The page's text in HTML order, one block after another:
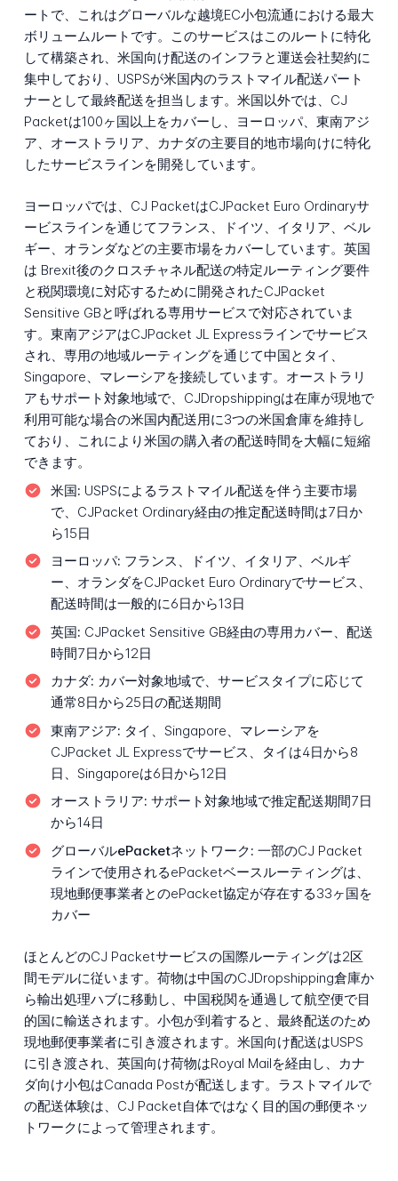
ートで、これはグローバルな越境EC小包流通における最大
ボリュームルートです。このサービスはこのルートに特化
して構築され、米国向け配送のインフラと運送会社契約に
集中しており、USPSが米国内のラストマイル配送パート
ナーとして最終配送を担当します。米国以外では、CJ
Packetは100ヶ国以上をカバーし、ヨーロッパ、東南アジ
ア、オーストラリア、カナダの主要目的地市場向けに特化
したサービスラインを開発しています。
ヨーロッパでは、CJ PacketはCJPacket Euro Ordinaryサ
ービスラインを通じてフランス、ドイツ、イタリア、ベル
ギー、オランダなどの主要市場をカバーしています。英国
は Brexit後のクロスチャネル配送の特定ルーティング要件
と税関環境に対応するために開発されたCJPacket
Sensitive GBと呼ばれる専用サービスで対応されていま
す。東南アジアはCJPacket JL Expressラインでサービス
され、専用の地域ルーティングを通じて中国とタイ、
Singapore、マレーシアを接続しています。オーストラリ
アもサポート対象地域で、CJDropshippingは在庫が現地で
利用可能な場合の米国内配送用に3つの米国倉庫を維持し
ており、これにより米国の購入者の配送時間を大幅に短縮
できます。
米国: USPSによるラストマイル配送を伴う主要市場
で、CJPacket Ordinary経由の推定配送時間は7日か
ら15日
ヨーロッパ: フランス、ドイツ、イタリア、ベルギ
ー、オランダをCJPacket Euro Ordinaryでサービス、
配送時間は一般的に6日から13日
英国: CJPacket Sensitive GB経由の専用カバー、配送
時間7日から12日
カナダ: カバー対象地域で、サービスタイプに応じて
通常8日から25日の配送期間
東南アジア: タイ、Singapore、マレーシアを
CJPacket JL Expressでサービス、タイは4日から8
日、Singaporeは6日から12日
オーストラリア: サポート対象地域で推定配送期間7日
から14日
グローバルePacketネットワーク: 一部のCJ Packet
ラインで使用されるePacketベースルーティングは、
現地郵便事業者とのePacket協定が存在する33ヶ国を
カバー
ほとんどのCJ Packetサービスの国際ルーティングは2区
間モデルに従います。荷物は中国のCJDropshipping倉庫か
ら輸出処理ハブに移動し、中国税関を通過して航空便で目
的国に輸送されます。小包が到着すると、最終配送のため
現地郵便事業者に引き渡されます。米国向け配送はUSPS
に引き渡され、英国向け荷物はRoyal Mailを経由し、カナ
ダ向け小包はCanada Postが配送します。ラストマイルで
の配送体験は、CJ Packet自体ではなく目的国の郵便ネッ
トワークによって管理されます。